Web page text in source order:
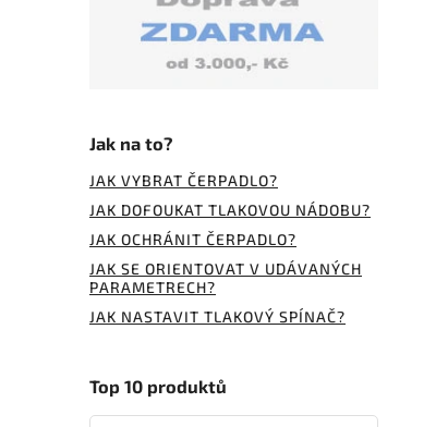
Jak na to?
JAK VYBRAT ČERPADLO?
JAK DOFOUKAT TLAKOVOU NÁDOBU?
JAK OCHRÁNIT ČERPADLO?
JAK SE ORIENTOVAT V UDÁVANÝCH
PARAMETRECH?
JAK NASTAVIT TLAKOVÝ SPÍNAČ?
Top 10 produktů